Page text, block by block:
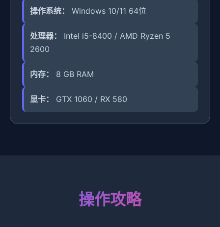
操作系统： Windows 10/11 64位
处理器：
Intel i5-8400 / AMD Ryzen 5
2600
内存： 8 GB RAM
显卡： GTX 1060 / RX 580
操作攻略